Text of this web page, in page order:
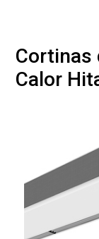
Cortinas
Calor